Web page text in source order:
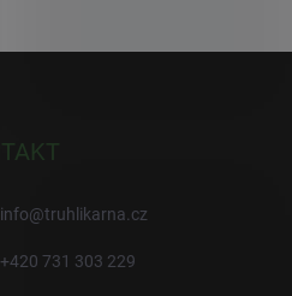
info@truhlikarna.cz
+420 731 303 229